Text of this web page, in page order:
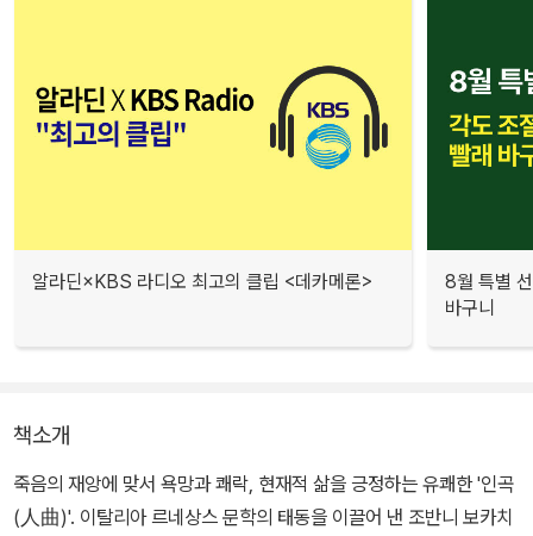
알라딘×KBS 라디오 최고의 클립 <데카메론>
8월 특별
바구니
책소개
죽음의 재앙에 맞서 욕망과 쾌락, 현재적 삶을 긍정하는 유쾌한 '인곡
(人曲)'. 이탈리아 르네상스 문학의 태동을 이끌어 낸 조반니 보카치